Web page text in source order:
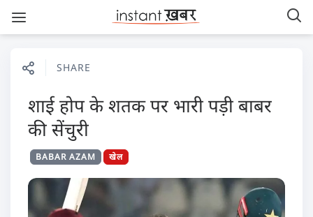
SHARE
शाई होप के शतक पर भारी पड़ी बाबर
की सेंचुरी
BABAR AZAM खेल